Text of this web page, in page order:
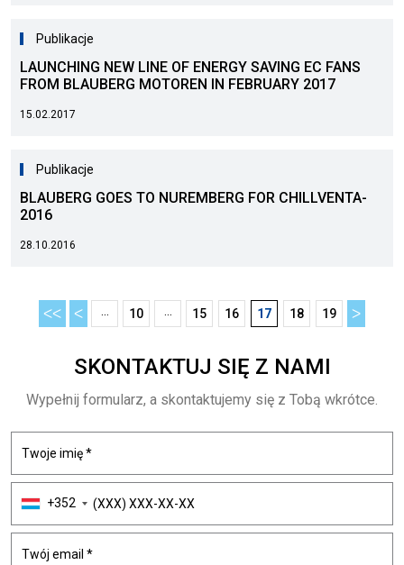
Publikacje
LAUNCHING NEW LINE OF ENERGY SAVING EC FANS
FROM BLAUBERG MOTOREN IN FEBRUARY 2017
15.02.2017
Publikacje
BLAUBERG GOES TO NUREMBERG FOR CHILLVENTA-
2016
28.10.2016
ᐸᐸ ᐸ 10 15 16 17 18 19 ᐳ
SKONTAKTUJ SIĘ Z NAMI
Wypełnij formularz, a skontaktujemy się z Tobą wkrótce.
+352